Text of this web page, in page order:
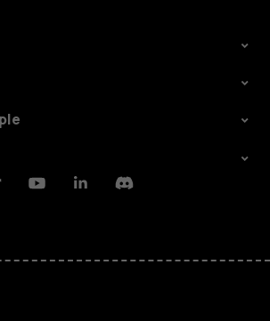
YoutubeLinkedinDiscord